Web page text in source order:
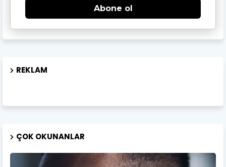
Abone ol
REKLAM
ÇOK OKUNANLAR